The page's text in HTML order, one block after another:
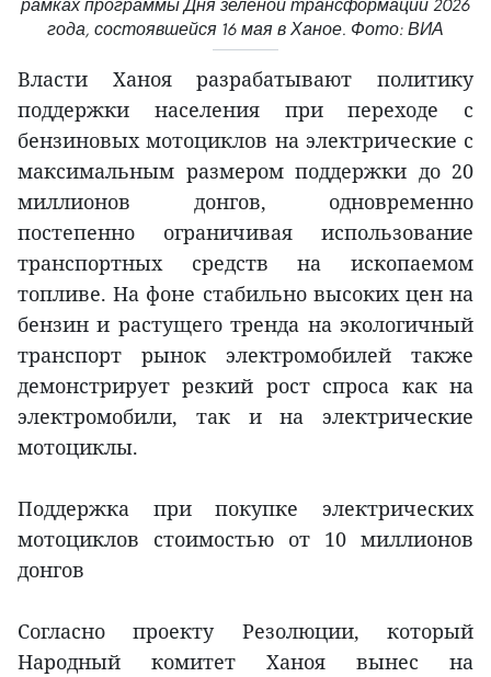
рамках программы Дня зелёной трансформации 2026
года, состоявшейся 16 мая в Ханое. Фото: ВИА
Власти Ханоя разрабатывают политику
поддержки населения при переходе с
бензиновых мотоциклов на электрические с
максимальным размером поддержки до 20
миллионов донгов, одновременно
постепенно ограничивая использование
транспортных средств на ископаемом
топливе. На фоне стабильно высоких цен на
бензин и растущего тренда на экологичный
транспорт рынок электромобилей также
демонстрирует резкий рост спроса как на
электромобили, так и на электрические
мотоциклы.
Поддержка при покупке электрических
мотоциклов стоимостью от 10 миллионов
донгов
Согласно проекту Резолюции, который
Народный комитет Ханоя вынес на